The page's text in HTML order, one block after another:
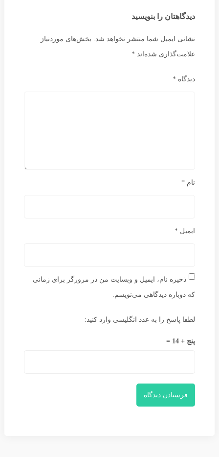
دیدگاهتان را بنویسید
نشانی ایمیل شما منتشر نخواهد شد. بخش‌های موردنیاز
علامت‌گذاری شده‌اند *
دیدگاه *
نام *
ایمیل *
ذخیره نام، ایمیل و وبسایت من در مرورگر برای زمانی
که دوباره دیدگاهی می‌نویسم.
لطفا پاسخ را به عدد انگلیسی وارد کنید:
پنج + 14 =